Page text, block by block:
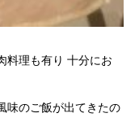
料理も有り 十分にお
味のご飯が出てきたの